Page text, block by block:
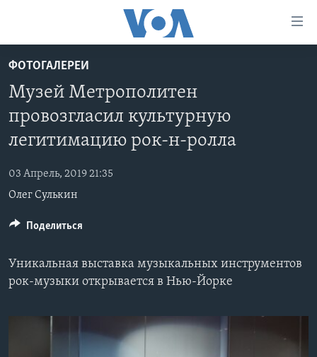
на
основной
контент
Перейти
навигации
Перейти
поиск
ПРОГРАММЫ
НОВОСТИ ЗА МИНУТУ
ИТОГИ
ПОЧЕМУ ЭТО ВАЖНО?
ДИСКУССИЯ VOA
НЬЮ-ЙОРК NEW YORK
ПРОЕКТЫ
УЧИМ АНГЛИЙСКИЙ
НАША АМЕРИКАНСКАЯ ИСТОРИЯ
А КАК В АМЕРИКЕ?
АРТЕФАКТЫ
ТЕСТЫ
ИНТЕРВЬЮ
ФАКТЫ ПРОТИВ ФЕЙКОВ
ЗА СВОБОДУ ПРЕССЫ
ВИДЕО
Learning English
ФОТОГАЛЕРЕИ
Музей Метрополитен
провозгласил культурную
легитимацию рок-н-ролла
03 Апрель, 2019 21:35
Олег Сулькин
Уникальная выставка музыкальных инструментов
рок-музыки открывается в Нью-Йорке
Поделиться